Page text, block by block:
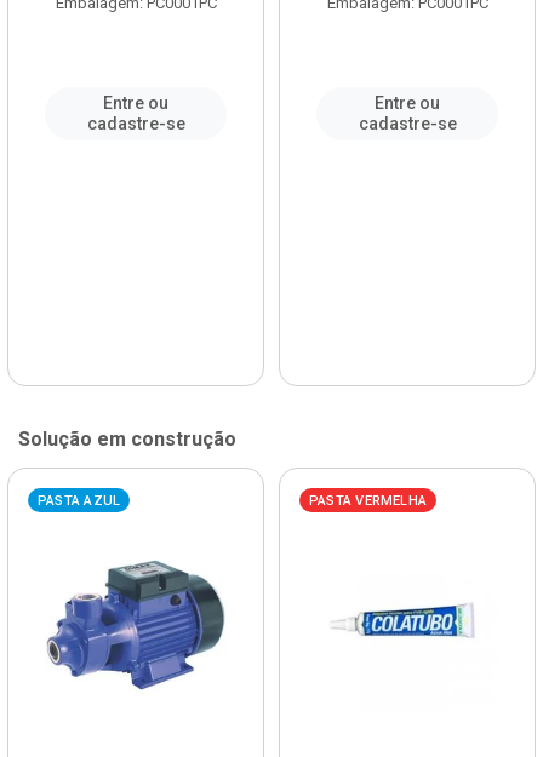
Entre ou
cadastre-se
Entre ou
cadastre-se
Solução em construção
PASTA AZUL PASTA VERMELHA